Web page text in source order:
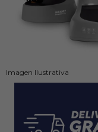
Imagen Ilustrativa